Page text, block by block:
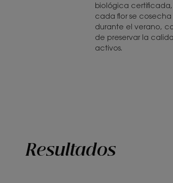
biológica
cada flor se
durante el verano,
de preservar la
activos.
Resultados